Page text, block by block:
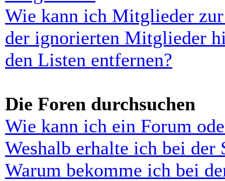
Wie kann ich Mitglieder
der ignorierten Mitglieder
den Listen entfernen?
Die Foren durchsuchen
Wie kann ich ein Forum
Weshalb erhalte ich bei der
Warum bekomme ich bei